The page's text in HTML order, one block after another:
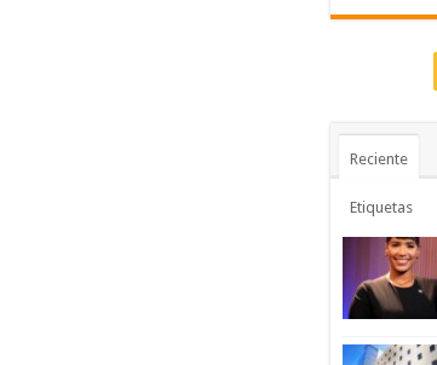
Reciente
Etiquetas